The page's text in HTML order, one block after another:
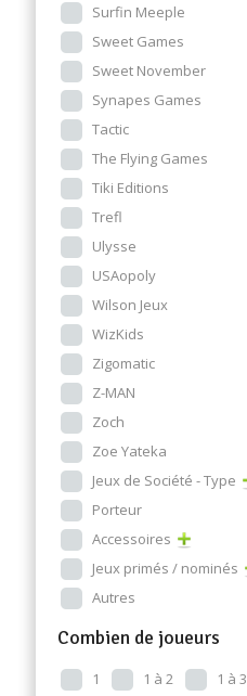
Surfin Meeple
Sweet Games
Sweet November
Synapes Games
Tactic
The Flying Games
Tiki Editions
Trefl
Ulysse
USAopoly
Wilson Jeux
WizKids
Zigomatic
Z-MAN
Zoch
Zoe Yateka
Jeux de Société - Type
Porteur
Accessoires
Jeux primés / nominés
Autres
Combien de joueurs
1 1 à 2 1 à 3